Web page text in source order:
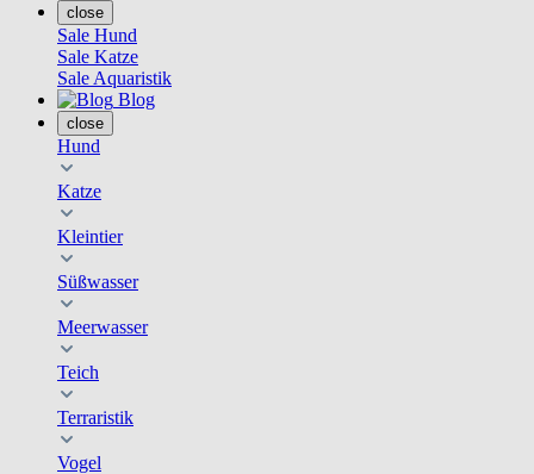
close
Sale Hund
Sale Katze
Sale Aquaristik
Blog
close
Hund
Katze
Kleintier
Süßwasser
Meerwasser
Teich
Terraristik
Vogel